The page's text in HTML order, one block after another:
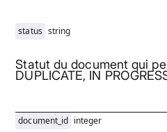
status string
Statut du document qui
DUPLICATE, IN
document_id integer